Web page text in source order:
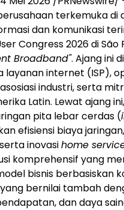
terkemuka di
dan komunikasi
Congress 2026 di
Broadband". Ajang ini
layanan internet (ISP),
industri, serta
Latin. Lewat ajang
pita lebar cerdas (
efisiensi biaya
inovasihome
komprehensif yang
bisnis berbasiskan
bernilai tambah
dan daya